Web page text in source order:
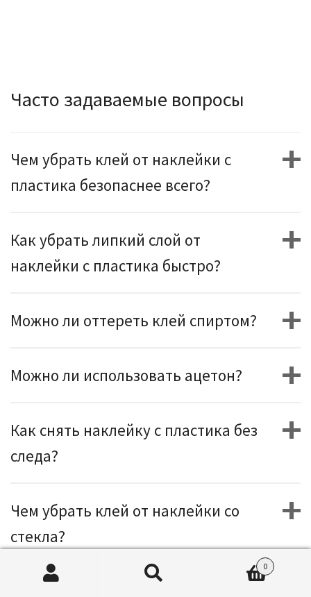
Часто задаваемые вопросы
Чем убрать клей от наклейки с
пластика безопаснее всего?
Как убрать липкий слой от
наклейки с пластика быстро?
Можно ли оттереть клей спиртом?
Можно ли использовать ацетон?
Как снять наклейку с пластика без
следа?
Чем убрать клей от наклейки со
стекла?
0